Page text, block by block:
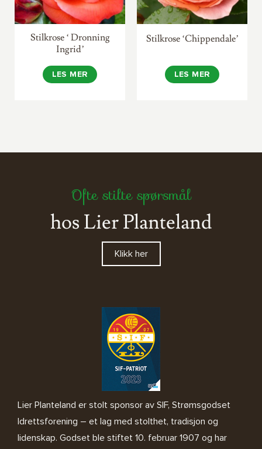
Stilkrose ‘ Dronning
Ingrid’
LES MER
Stilkrose ‘Chippendale’
LES MER
Ofte stilte spørsmål
hos Lier Planteland
Klikk her
Lier Planteland er stolt sponsor av SIF, Strømsgodset
Idrettsforening – et lag med stolthet, tradisjon og
lidenskap. Godset ble stiftet 10. februar 1907 og har